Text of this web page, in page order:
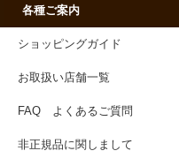
各種ご案内
ショッピングガイド
お取扱い店舗一覧
FAQ よくあるご質問
非正規品に関しまして